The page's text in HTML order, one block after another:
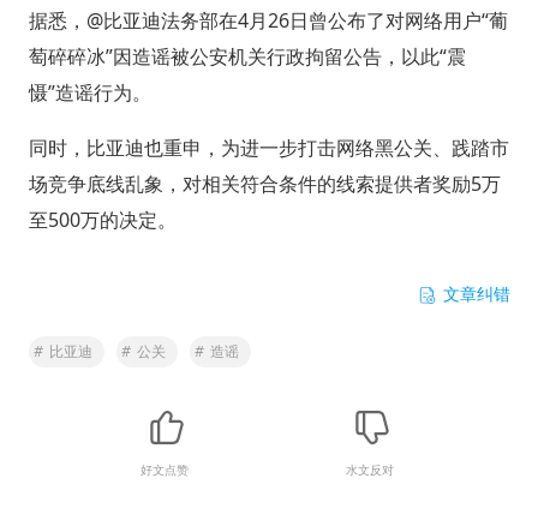
据悉，@比亚迪法务部在4月26日曾公布了对网络用户“葡
萄碎碎冰”因造谣被公安机关行政拘留公告，以此“震
慑”造谣行为。
同时，比亚迪也重申，为进一步打击网络黑公关、践踏市
场竞争底线乱象，对相关符合条件的线索提供者奖励5万
至500万的决定。
文章纠错
# 比亚迪 # 公关 # 造谣
好文点赞 水文反对